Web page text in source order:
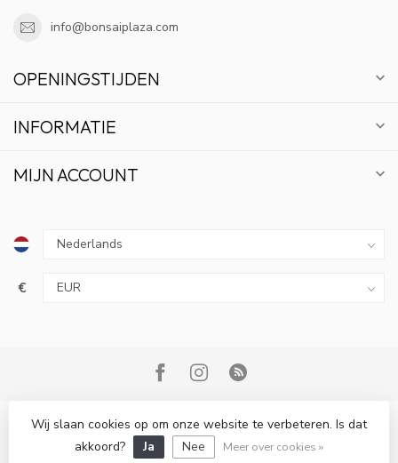
info@bonsaiplaza.com
OPENINGSTIJDEN
INFORMATIE
MIJN ACCOUNT
€
© Copyright 2026 Bonsai Plaza
Wij slaan cookies op om onze website te verbeteren. Is dat
akkoord?
Ja Nee Meer over cookies »